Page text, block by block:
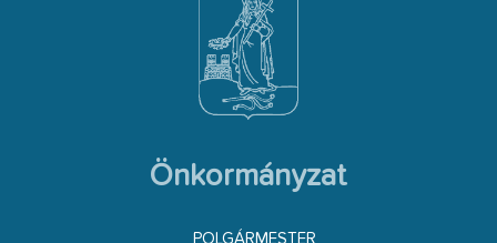
Önkormányzat
POLGÁRMESTER